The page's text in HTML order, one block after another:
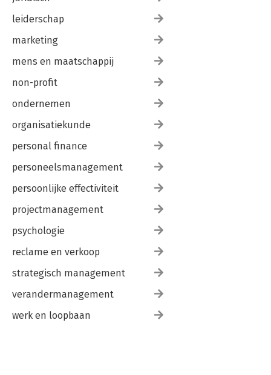
leiderschap
marketing
mens en maatschappij
non-profit
ondernemen
organisatiekunde
personal finance
personeelsmanagement
persoonlijke effectiviteit
projectmanagement
psychologie
reclame en verkoop
strategisch management
verandermanagement
werk en loopbaan